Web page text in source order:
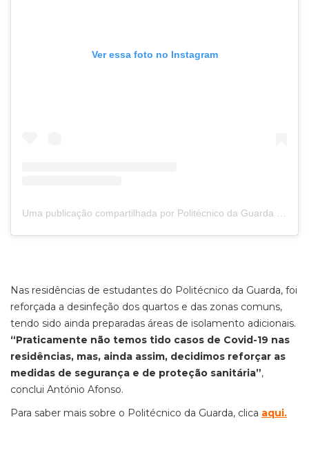
Ver essa foto no Instagram
Uma publicação compartilhada por Politécnico da Guarda (@politecnicodaguarda)
Nas residências de estudantes do Politécnico da Guarda, foi
reforçada a desinfeção dos quartos e das zonas comuns,
tendo sido ainda preparadas áreas de isolamento adicionais.
“Praticamente não temos tido casos de Covid-19 nas
residências, mas, ainda assim, decidimos reforçar as
medidas de segurança e de proteção sanitária”,
conclui António Afonso.
Para saber mais sobre o Politécnico da Guarda, clica aqui.